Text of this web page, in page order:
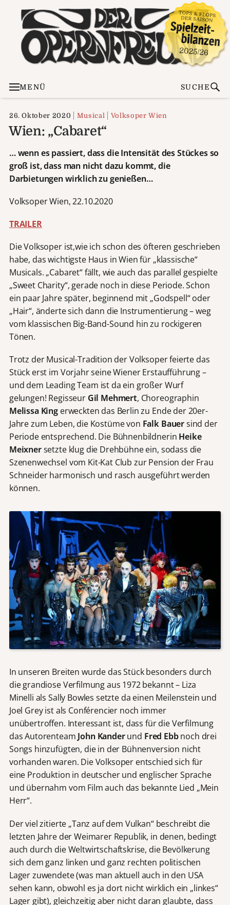
MENÜ SUCHE
26. Oktober 2020 Musical Volksoper Wien
Wien: „Cabaret“
… wenn es passiert, dass die Intensität des Stückes so
groß ist, dass man nicht dazu kommt, die
Darbietungen wirklich zu genießen…
Volksoper Wien, 22.10.2020
TRAILER
Die Volksoper ist,wie ich schon des öfteren geschrieben
habe, das wichtigste Haus in Wien für „klassische“
Musicals. „Cabaret“ fällt, wie auch das parallel gespielte
„Sweet Charity“, gerade noch in diese Periode. Schon
ein paar Jahre später, beginnend mit „Godspell“ oder
„Hair“, änderte sich dann die Instrumentierung – weg
vom klassischen Big-Band-Sound hin zu rockigeren
Tönen.
Trotz der Musical-Tradition der Volksoper feierte das
Stück erst im Vorjahr seine Wiener Erstaufführung –
und dem Leading Team ist da ein großer Wurf
gelungen! Regisseur Gil Mehmert, Choreographin
Melissa King erweckten das Berlin zu Ende der 20er-
Jahre zum Leben, die Kostüme von Falk Bauersind der
Periode entsprechend. Die Bühnenbildnerin Heike
Meixnersetzte klug die Drehbühne ein, sodass die
Szenenwechsel vom Kit-Kat Club zur Pension der Frau
Schneider harmonisch und rasch ausgeführt werden
können.
In unseren Breiten wurde das Stück besonders durch
die grandiose Verfilmung aus 1972 bekannt – Liza
Minelli als Sally Bowles setzte da einen Meilenstein und
Joel Grey ist als Conférencier noch immer
unübertroffen. Interessant ist, dass für die Verfilmung
das Autorenteam John Kanderund Fred Ebbnoch drei
Songs hinzufügten, die in der Bühnenversion nicht
vorhanden waren. Die Volksoper entschied sich für
eine Produktion in deutscher und englischer Sprache
und übernahm vom Film auch das bekannte Lied „Mein
Herr“.
Der viel zitierte „Tanz auf dem Vulkan“ beschreibt die
letzten Jahre der Weimarer Republik, in denen, bedingt
auch durch die Weltwirtschaftskrise, die Bevölkerung
sich dem ganz linken und ganz rechten politischen
Lager zuwendete (was man aktuell auch in den USA
sehen kann, obwohl es ja dort nicht wirklich ein „linkes“
Lager gibt), gleichzeitig aber nicht daran glaubte, dass